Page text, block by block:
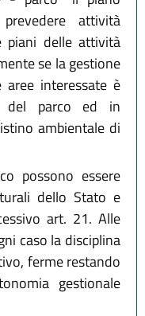
attività
piani delle attività
se la gestione
interessate è
del parco ed in
ambientale di
possono essere
dello Stato e
art. 21. Alle
caso la disciplina
ferme restando
gestionale